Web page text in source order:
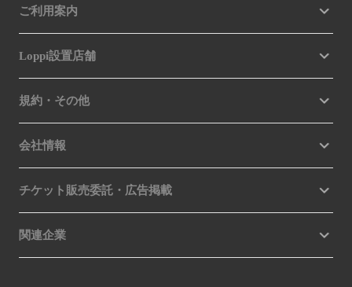
ご利用案内
Loppi設置店舗
規約・その他
会社情報
チケット販売委託・広告掲載
関連企業